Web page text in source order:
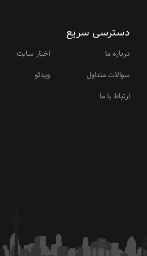
دسترسی سریع
درباره ما
سوالات متداول
ارتباط با ما
اخبار سایت
ویدئو